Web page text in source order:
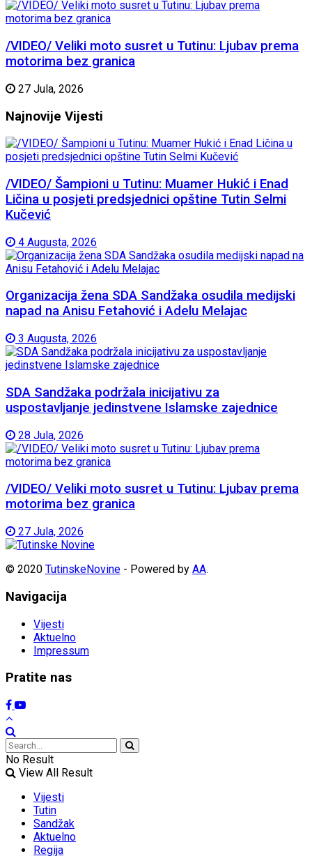
/VIDEO/ Veliki moto susret u Tutinu: Ljubav prema
motorima bez granica
27 Jula, 2026
Najnovije Vijesti
/VIDEO/ Šampioni u Tutinu: Muamer Hukić i Enad
Ličina u posjeti predsjednici opštine Tutin Selmi
Kučević
4 Augusta, 2026
Organizacija žena SDA Sandžaka osudila medijski
napad na Anisu Fetahović i Adelu Melajac
3 Augusta, 2026
SDA Sandžaka podržala inicijativu za
uspostavljanje jedinstvene Islamske zajednice
28 Jula, 2026
/VIDEO/ Veliki moto susret u Tutinu: Ljubav prema
motorima bez granica
27 Jula, 2026
© 2020 TutinskeNovine - Powered by AA.
Navigacija
Vijesti
Aktuelno
Impressum
Pratite nas
No Result
View All Result
Vijesti
Tutin
Sandžak
Aktuelno
Regija